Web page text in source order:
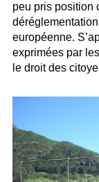
peu pris position
européenne.
exprimées par
le droit des